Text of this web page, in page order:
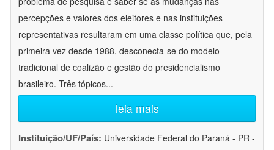
percepções e valores dos eleitores e nas instituições
representativas resultaram em uma classe política que, pela
primeira vez desde 1988, desconecta-se do modelo
tradicional de coalizão e gestão do presidencialismo
brasileiro. Três tópicos...
leia mais
Instituição/UF/País: Universidade Federal do Paraná - PR -